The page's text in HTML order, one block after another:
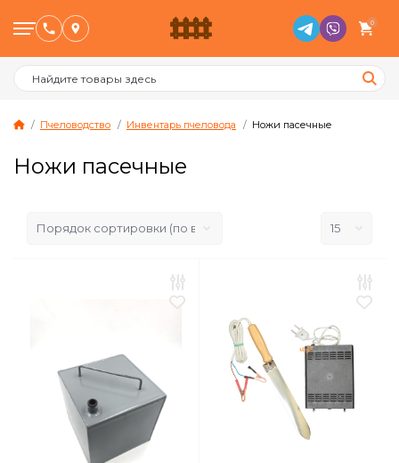
0
Животноводство
Пчеловодство
Отопительное оборудование
Сейфы
Энергопитание
Пчеловодство Инвентарь пчеловода Ножи пасечные
Ножи пасечные